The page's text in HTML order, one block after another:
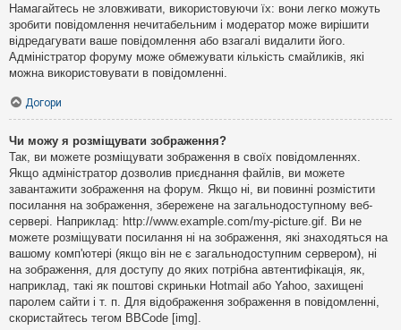
Намагайтесь не зловживати, використовуючи їх: вони легко можуть
зробити повідомлення нечитабельним і модератор може вирішити
відредагувати ваше повідомлення або взагалі видалити його.
Адміністратор форуму може обмежувати кількість смайликів, які
можна використовувати в повідомленні.
Догори
Чи можу я розміщувати зображення?
Так, ви можете розміщувати зображення в своїх повідомленнях.
Якщо адміністратор дозволив приєднання файлів, ви можете
завантажити зображення на форум. Якщо ні, ви повинні розмістити
посилання на зображення, збережене на загальнодоступному веб-
сервері. Наприклад: http://www.example.com/my-picture.gif. Ви не
можете розміщувати посилання ні на зображення, які знаходяться на
вашому комп'ютері (якщо він не є загальнодоступним сервером), ні
на зображення, для доступу до яких потрібна автентифікація, як,
наприклад, такі як поштові скриньки Hotmail або Yahoo, захищені
паролем сайти і т. п. Для відображення зображення в повідомленні,
скористайтесь тегом BBCode [img].